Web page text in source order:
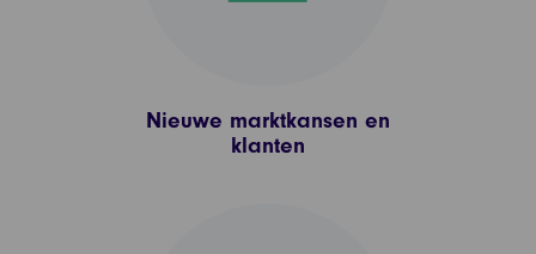
Nieuwe marktkansen en
klanten